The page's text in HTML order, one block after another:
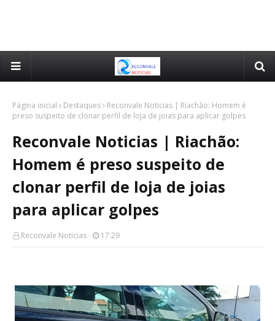
Página inicial Destaques
Reconvale Noticias | Riachão: Homem é
preso suspeito de clonar perfil de loja de joias para aplicar golpes
Reconvale Noticias | Riachão:
Homem é preso suspeito de
clonar perfil de loja de joias
para aplicar golpes
Reconvale Noticias 17:29